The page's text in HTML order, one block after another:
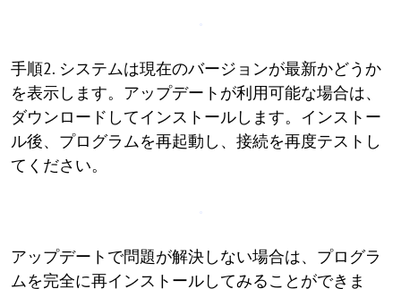
手順2. システムは現在のバージョンが最新かどうか
を表示します。アップデートが利用可能な場合は、
ダウンロードしてインストールします。インストー
ル後、プログラムを再起動し、接続を再度テストし
てください。
アップデートで問題が解決しない場合は、プログラ
ムを完全に再インストールしてみることができま